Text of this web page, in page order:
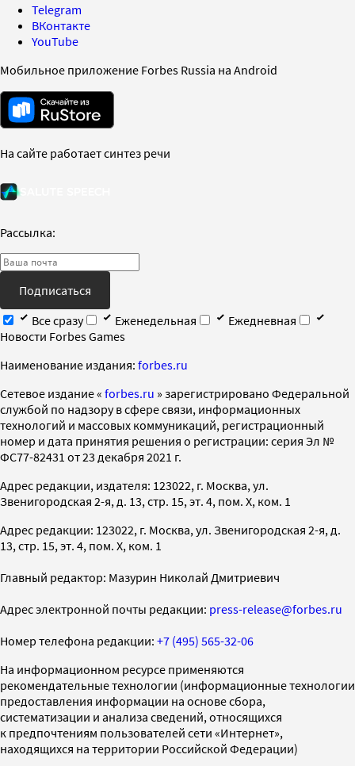
Telegram
ВКонтакте
YouTube
Мобильное приложение Forbes Russia на Android
На сайте работает синтез речи
Рассылка:
Подписаться
Все сразу
Еженедельная
Ежедневная
Новости Forbes Games
Наименование издания: forbes.ru
Cетевое издание « forbes.ru » зарегистрировано Федеральной
службой по надзору в сфере связи, информационных
технологий и массовых коммуникаций, регистрационный
номер и дата принятия решения о регистрации: серия Эл №
ФС77-82431 от 23 декабря 2021 г.
Адрес редакции, издателя: 123022, г. Москва, ул.
Звенигородская 2-я, д. 13, стр. 15, эт. 4, пом. X, ком. 1
Адрес редакции: 123022, г. Москва, ул. Звенигородская 2-я, д.
13, стр. 15, эт. 4, пом. X, ком. 1
Главный редактор: Мазурин Николай Дмитриевич
Адрес электронной почты редакции: press-release@forbes.ru
Номер телефона редакции: +7 (495) 565-32-06
На информационном ресурсе применяются
рекомендательные технологии (информационные технологии
предоставления информации на основе сбора,
систематизации и анализа сведений, относящихся
к предпочтениям пользователей сети «Интернет»,
находящихся на территории Российской Федерации)